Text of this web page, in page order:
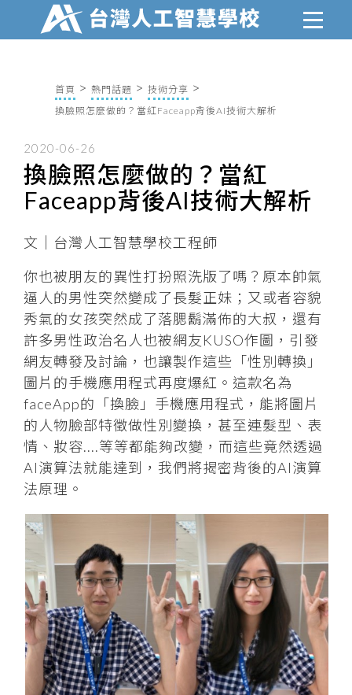
首頁 熱門話題
技術分享
換臉照怎麼做的？當紅Faceapp背後AI技術大解析
2020-06-26
換臉照怎麼做的？當紅
Faceapp背後AI技術大解析
文｜台灣人工智慧學校工程師
你也被朋友的異性打扮照洗版了嗎？原本帥氣
逼人的男性突然變成了長髮正妹；又或者容貌
秀氣的女孩突然成了落腮鬍滿佈的大叔，還有
許多男性政治名人也被網友KUSO作圖，引發
網友轉發及討論，也讓製作這些「性別轉換」
圖片的手機應用程式再度爆紅。這款名為
faceApp的「換臉」手機應用程式，能將圖片
的人物臉部特徵做性別變換，甚至連髮型、表
情、妝容....等等都能夠改變，而這些竟然透過
AI演算法就能達到，我們將揭密背後的AI演算
法原理。